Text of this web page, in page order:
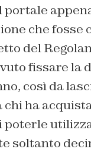
portale
che fosse
del
fissare la
così da
chi ha
poterle
soltanto